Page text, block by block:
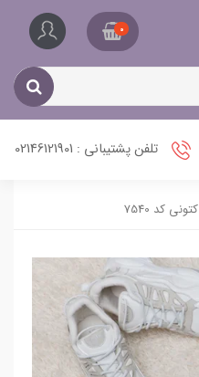
0
تلفن پشتیبانی : 02146121901
کتونی کد 7540